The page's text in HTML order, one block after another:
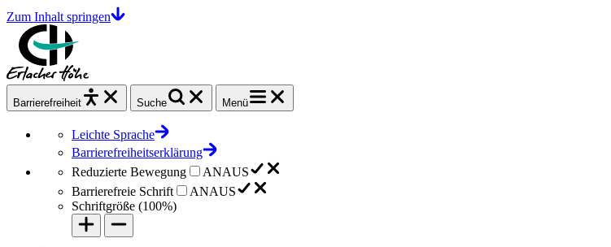
Zum Inhalt springen
Barrierefrei heit Suche Menü
Leichte Sprache
Barrierefreiheitserklärung
Reduzierte Bewegung
ANAUS
Barrierefreie Schrift
ANAUS
Schriftgröße (100%)